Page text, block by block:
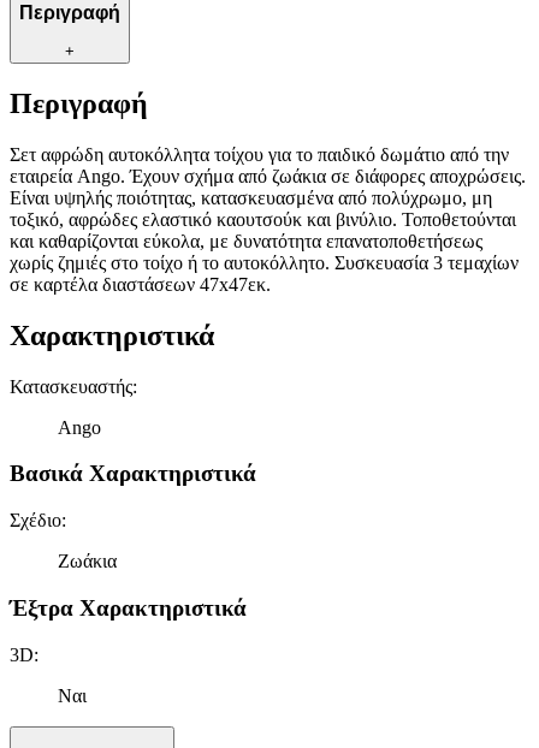
Περιγραφή
+
Περιγραφή
Σετ αφρώδη αυτοκόλλητα τοίχου για το παιδικό δωμάτιο από την
εταιρεία Ango. Έχουν σχήμα από ζωάκια σε διάφορες αποχρώσεις.
Είναι υψηλής ποιότητας, κατασκευασμένα από πολύχρωμο, μη
τοξικό, αφρώδες ελαστικό καουτσούκ και βινύλιο. Τοποθετούνται
και καθαρίζονται εύκολα, με δυνατότητα επανατοποθετήσεως
χωρίς ζημιές στο τοίχο ή το αυτοκόλλητο. Συσκευασία 3 τεμαχίων
σε καρτέλα διαστάσεων 47x47εκ.
Χαρακτηριστικά
Κατασκευαστής:
Ango
Βασικά Χαρακτηριστικά
Σχέδιο:
Ζωάκια
Έξτρα Χαρακτηριστικά
3D:
Ναι